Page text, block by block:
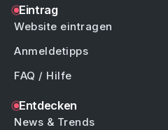
Eintrag
Website eintragen
Anmeldetipps
FAQ / Hilfe
Entdecken
News & Trends